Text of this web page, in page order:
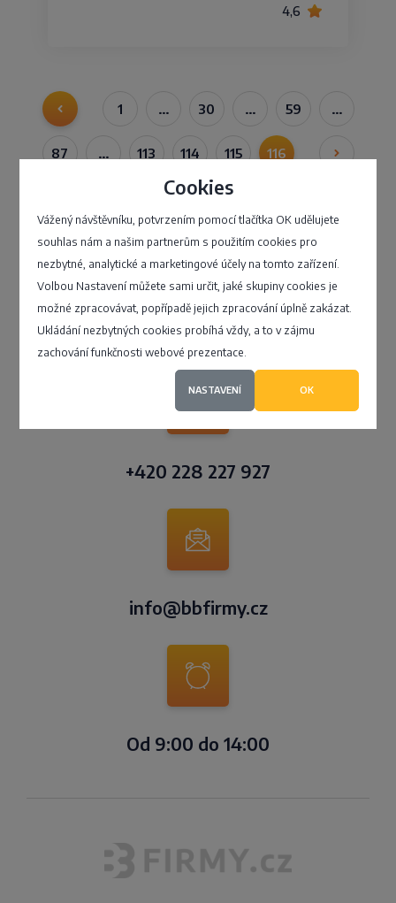
Cookies
Vážený návštěvníku, potvrzením pomocí tlačítka OK udělujete
souhlas nám a našim partnerům s použitím cookies pro
nezbytné, analytické a marketingové účely na tomto zařízení.
Volbou Nastavení můžete sami určit, jaké skupiny cookies je
možné zpracovávat, popřípadě jejich zpracování úplně zakázat.
Ukládání nezbytných cookies probíhá vždy, a to v zájmu
zachování funkčnosti webové prezentace.
NASTAVENÍ OK
4,6
1 … 30 … 59 …
87 … 113 114 115 116
Klientské centrum
+420 228 227 927
info@bbfirmy.cz
Od 9:00 do 14:00